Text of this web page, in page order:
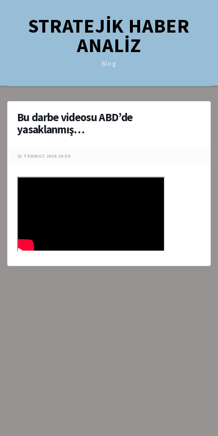
STRATEJİK HABER
ANALİZ
Blog
Bu darbe videosu ABD’de
yasaklanmış…
23 TEMMUZ 2016 10:58